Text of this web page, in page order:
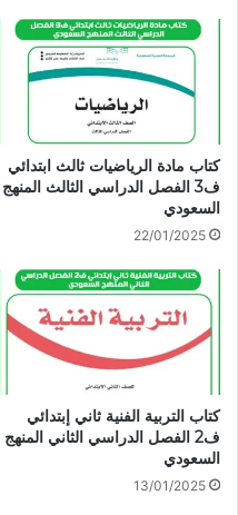
كتاب مادة الرياضيات ثالث ابتدائي
ف3 الفصل الدراسي الثالث المنهج
السعودي
22/01/2025
كتاب التربية الفنية ثاني إبتدائي
ف2 الفصل الدراسي الثاني المنهج
السعودي
13/01/2025